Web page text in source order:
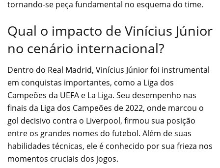
tornando-se peça fundamental no esquema do time.
Qual o impacto de Vinícius Júnior
no cenário internacional?
Dentro do Real Madrid, Vinícius Júnior foi instrumental
em conquistas importantes, como a Liga dos
Campeões da UEFA e La Liga. Seu desempenho nas
finais da Liga dos Campeões de 2022, onde marcou o
gol decisivo contra o Liverpool, firmou sua posição
entre os grandes nomes do futebol. Além de suas
habilidades técnicas, ele é conhecido por sua frieza nos
momentos cruciais dos jogos.